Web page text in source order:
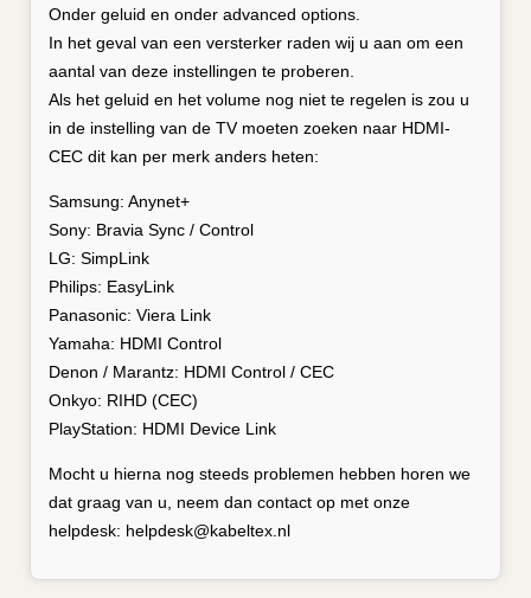
Onder geluid en onder advanced options.
In het geval van een versterker raden wij u aan om een
aantal van deze instellingen te proberen.
Als het geluid en het volume nog niet te regelen is zou u
in de instelling van de TV moeten zoeken naar HDMI-
CEC dit kan per merk anders heten:
Samsung: Anynet+
Sony: Bravia Sync / Control
LG: SimpLink
Philips: EasyLink
Panasonic: Viera Link
Yamaha: HDMI Control
Denon / Marantz: HDMI Control / CEC
Onkyo: RIHD (CEC)
PlayStation: HDMI Device Link
Mocht u hierna nog steeds problemen hebben horen we
dat graag van u, neem dan contact op met onze
helpdesk: helpdesk@kabeltex.nl